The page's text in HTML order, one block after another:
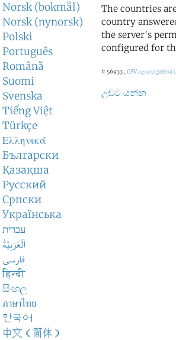
Norsk (bokmål)
Norsk (nynorsk)
Polski
Português
Română
Suomi
Svenska
Tiếng Việt
Türkçe
Ελληνικά
Български
Қазақша
Русский
Српски
Українська
עברית
اَلْعَرَبِيَّةُ
فارسی
हिन्दी
සිංහල
ภาษาไทย
한국어
中文（简体）
The countries
country
the server's
configured for
# 56933 , CSV ලොගය
උඩට යන්න